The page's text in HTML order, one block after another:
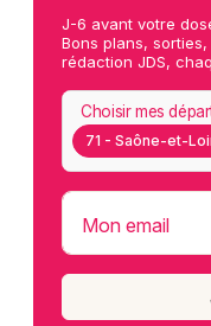
J-6 avant votre
Bons plans,
rédaction JDS,
71 - Saône-et-
Choisir mes
Mon email